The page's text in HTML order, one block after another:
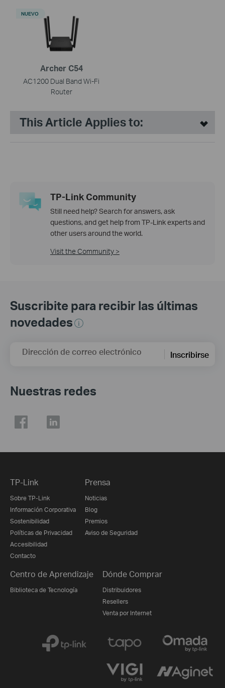
Archer C54
AC1200 Dual Band Wi-Fi
Router
NUEVO
This Article Applies to:
TP-Link Community
Still need help? Search for answers, ask
questions, and get help from TP-Link experts and
other users around the world.
Visit the Community >
Suscribite para recibir las últimas
novedades
Dirección de correo electrónico Inscribirse
Nuestras redes
TP-Link
Sobre TP-Link
Información Corporativa
Sostenibilidad
Políticas de Privacidad
Accesibilidad
Contacto
Prensa
Noticias
Blog
Premios
Aviso de Seguridad
Centro de Aprendizaje
Biblioteca de Tecnología
Dónde Comprar
Distribuidores
Resellers
Venta por Internet